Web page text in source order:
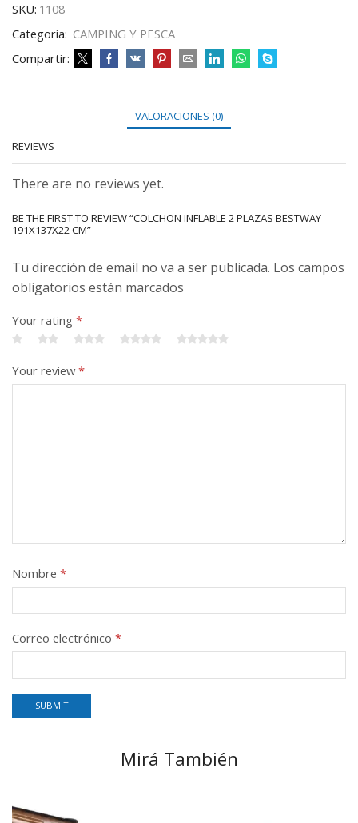
SKU: 1108
Categoría: CAMPING Y PESCA
Compartir:
VALORACIONES (0)
REVIEWS
There are no reviews yet.
BE THE FIRST TO REVIEW “COLCHON INFLABLE 2 PLAZAS BESTWAY
191X137X22 CM”
Tu dirección de email no va a ser publicada. Los campos
obligatorios están marcados
Your rating *
Your review*
Nombre *
Correo electrónico *
Mirá También